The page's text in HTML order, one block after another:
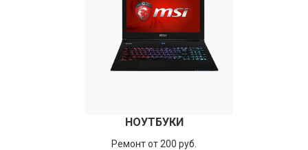
НОУТБУКИ
Ремонт от 200 руб.